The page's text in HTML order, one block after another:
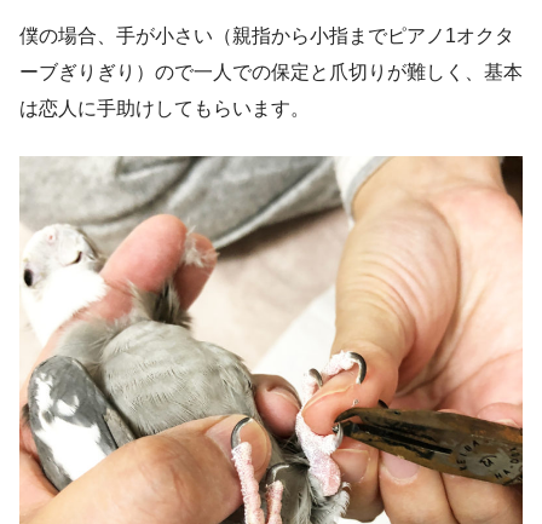
僕の場合、手が小さい（親指から小指までピアノ1オクタ
ーブぎりぎり）ので一人での保定と爪切りが難しく、基本
は恋人に手助けしてもらいます。